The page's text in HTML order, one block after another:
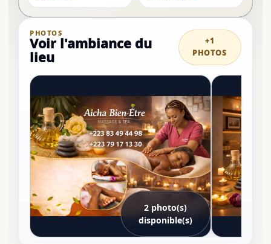
PHOTOS
Voir l'ambiance du
lieu
+1
PHOTOS
2 photo(s)
disponible(s)